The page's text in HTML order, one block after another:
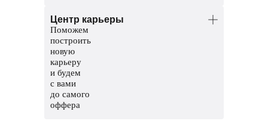
с другими студентами
Чат с ментором, чтобы прояснить
непонятные темы и задания
Мероприятия и стажировки
с партнерами, чтобы наработать опыт
и показать свои скиллы работодателям
Центр карьеры
Поможем
построить
новую
карьеру
и будем
с вами
до самого
оффера